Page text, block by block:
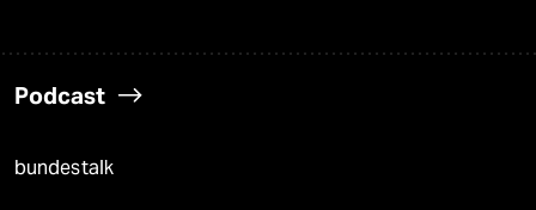
Podcast
bundestalk